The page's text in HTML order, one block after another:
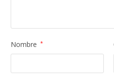
Nombre *